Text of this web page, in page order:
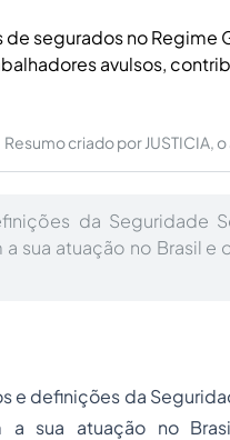
segurados no Regime
avulsos,
Resumo criado por JUSTICIA,
da Seguridade
sua atuação no Brasil e
e definições da
a sua atuação no